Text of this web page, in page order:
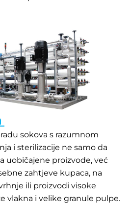
sokova s razumnom
i sterilizacije ne samo da
uobičajene proizvode, već
zahtjeve kupaca, na
ili proizvodi visoke
vlakna i velike granule pulpe.